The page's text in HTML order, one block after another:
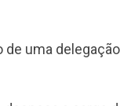
uma